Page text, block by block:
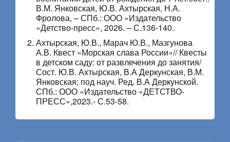
В.М. Янковская, Ю.В. Ахтырская, Н.А.
Фролова, – СПб.: ООО «Издательство
«Детство-пресс», 2026. – С.136-140.
Ахтырская, Ю.В., Марач Ю.В., Мазгунова
А.В. Квест «Морская слава России»// Квесты
в детском саду: от развлечения до занятия/
Сост. Ю.В. Ахтырская, В.А Деркунская, В.М.
Янковская; под науч. Ред. В.А Деркунской.
СПб.: ООО «Издательство «ДЕТСТВО-
ПРЕСС»,2023.- С.53-58.